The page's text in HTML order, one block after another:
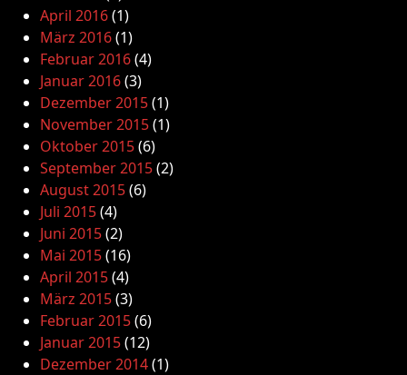
April 2016(1)
März 2016(1)
Februar 2016(4)
Januar 2016(3)
Dezember 2015(1)
November 2015(1)
Oktober 2015(6)
September 2015(2)
August 2015(6)
Juli 2015(4)
Juni 2015(2)
Mai 2015(16)
April 2015(4)
März 2015(3)
Februar 2015(6)
Januar 2015(12)
Dezember 2014(1)